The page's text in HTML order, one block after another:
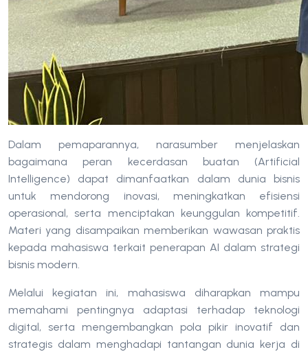
Dalam pemaparannya, narasumber menjelaskan
bagaimana peran kecerdasan buatan (Artificial
Intelligence) dapat dimanfaatkan dalam dunia bisnis
untuk mendorong inovasi, meningkatkan efisiensi
operasional, serta menciptakan keunggulan kompetitif.
Materi yang disampaikan memberikan wawasan praktis
kepada mahasiswa terkait penerapan AI dalam strategi
bisnis modern.
Melalui kegiatan ini, mahasiswa diharapkan mampu
memahami pentingnya adaptasi terhadap teknologi
digital, serta mengembangkan pola pikir inovatif dan
strategis dalam menghadapi tantangan dunia kerja di